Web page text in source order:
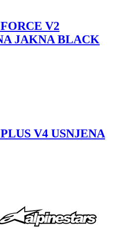
V2
JAKNA BLACK
V4 USNJENA